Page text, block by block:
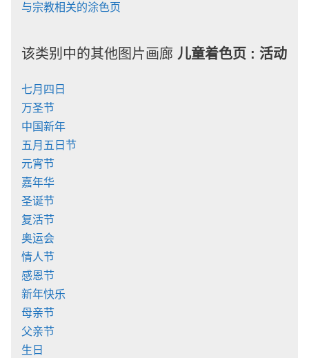
与宗教相关的涂色页
该类别中的其他图片画廊 儿童着色页 : 活动
七月四日
万圣节
中国新年
五月五日节
元宵节
嘉年华
圣诞节
复活节
奥运会
情人节
感恩节
新年快乐
母亲节
父亲节
生日